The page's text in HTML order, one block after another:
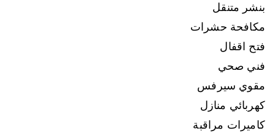
بنشر متنقل
مكافحة حشرات
فتح اقفال
فني صحي
مقوي سيرفس
كهربائي منازل
كاميرات مراقبة